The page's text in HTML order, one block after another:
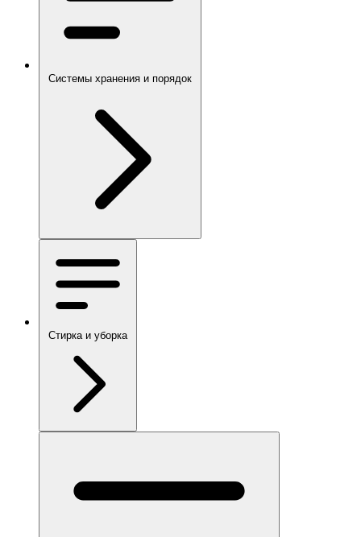
Системы хранения и порядок
Стирка и уборка